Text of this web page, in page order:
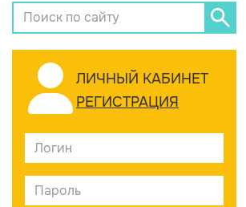
ЛИЧНЫЙ КАБИНЕТ
РЕГИСТРАЦИЯ